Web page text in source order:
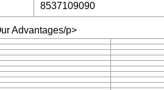
8537109090
Advantages/p>